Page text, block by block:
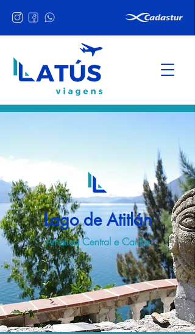
Lago de Atitlán
América Central e Caribe